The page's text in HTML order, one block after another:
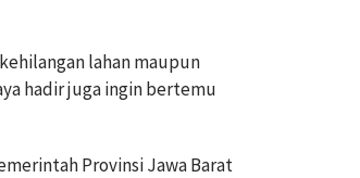
lahan maupun
hadir juga ingin bertemu
Provinsi Jawa Barat